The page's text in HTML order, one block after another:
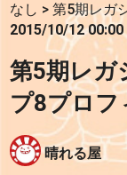
なし >第5期レガ
2015/10/12 00:00
第5期レガ
プ8プロフ
晴れる屋